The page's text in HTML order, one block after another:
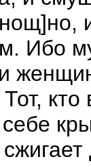
Ибо
и
себе